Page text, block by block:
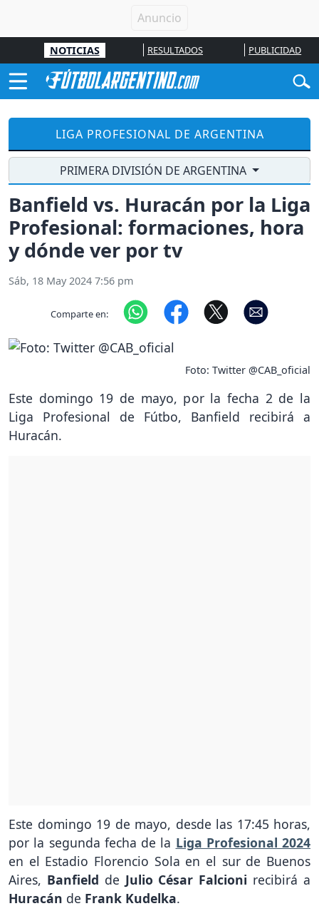
NOTICIAS RESULTADOS PUBLICIDAD
LIGA PROFESIONAL DE ARGENTINA
PRIMERA DIVISIÓN DE ARGENTINA
Banfield vs. Huracán por la Liga
Profesional: formaciones, hora
y dónde ver por tv
Sáb, 18 May 2024 7:56 pm
Comparte en:
Foto: Twitter @CAB_oficial
Este domingo 19 de mayo, por la fecha 2 de la
Liga Profesional de Fútbo, Banfield recibirá a
Huracán.
Este domingo 19 de mayo, desde las 17:45 horas,
por la segunda fecha de la Liga Profesional 2024
en el Estadio Florencio Sola en el sur de Buenos
Aires, Banfield de Julio César Falcioni recibirá a
Huracán de Frank Kudelka.